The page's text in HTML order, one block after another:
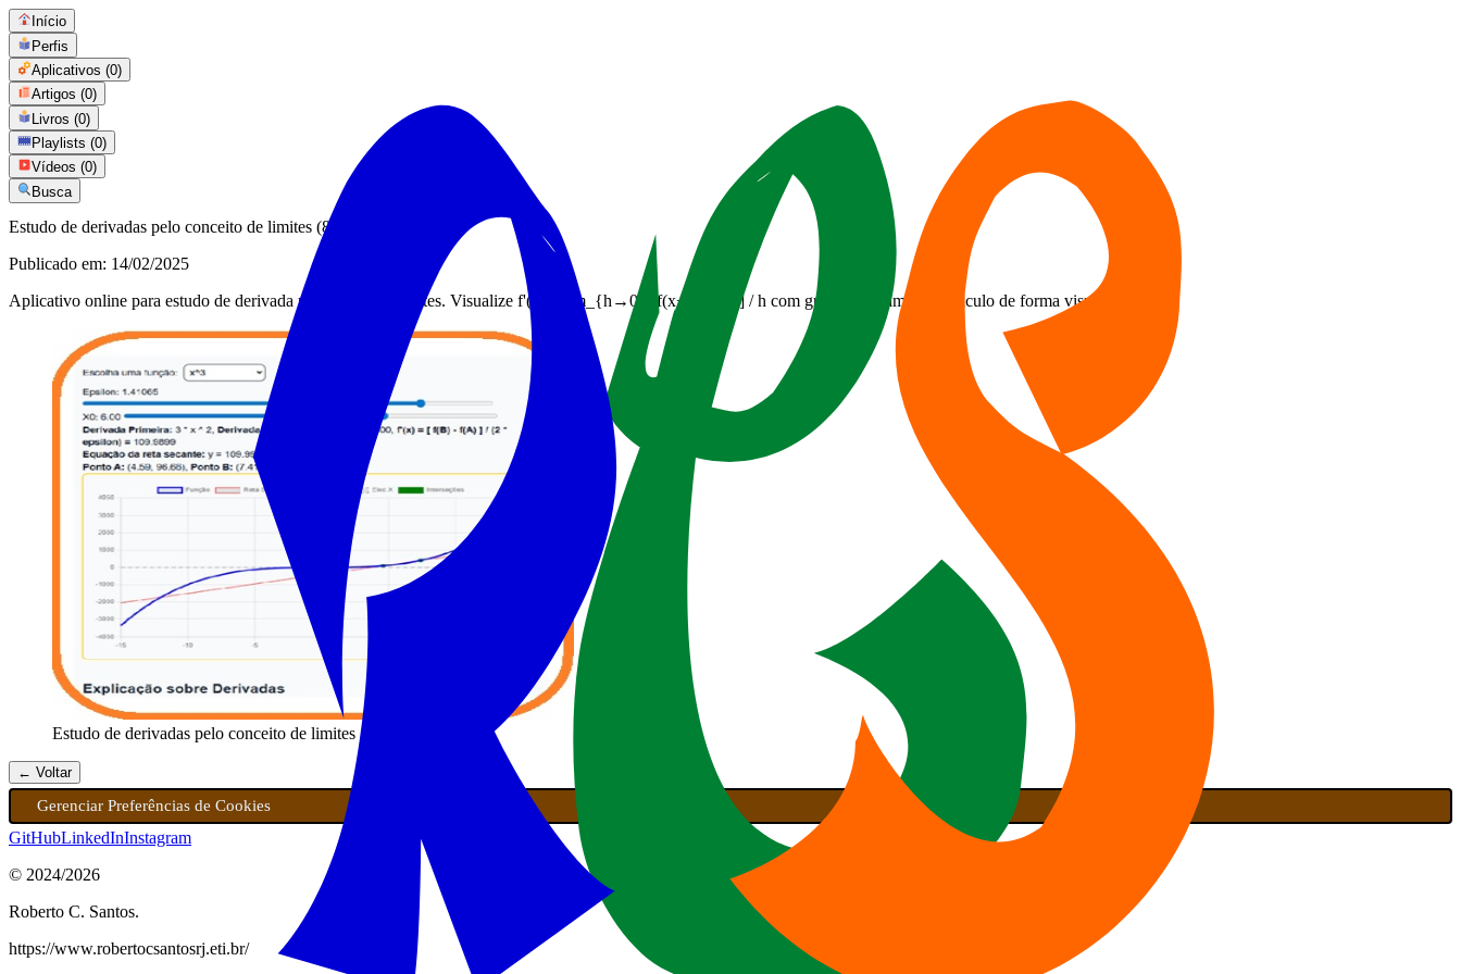
Início
Perfis
Aplicativos (0)
Artigos (0)
Livros (0)
Playlists (0)
Vídeos (0)
Busca
Estudo de derivadas pelo conceito de limites (8)
Publicado em: 14/02/2025
Aplicativo online para estudo de derivada pela noção de limites. Visualize f'(x) = lim_{h→0} [f(x+h) - f(x)] / h com gráficos dinâmicos. Cálculo de forma visual! id:8
Estudo de derivadas pelo conceito de limites
← Voltar
Gerenciar Preferências de Cookies
GitHubLinkedInInstagram
© 2024/2026
Roberto C. Santos.
https://www.robertocsantosrj.eti.br/